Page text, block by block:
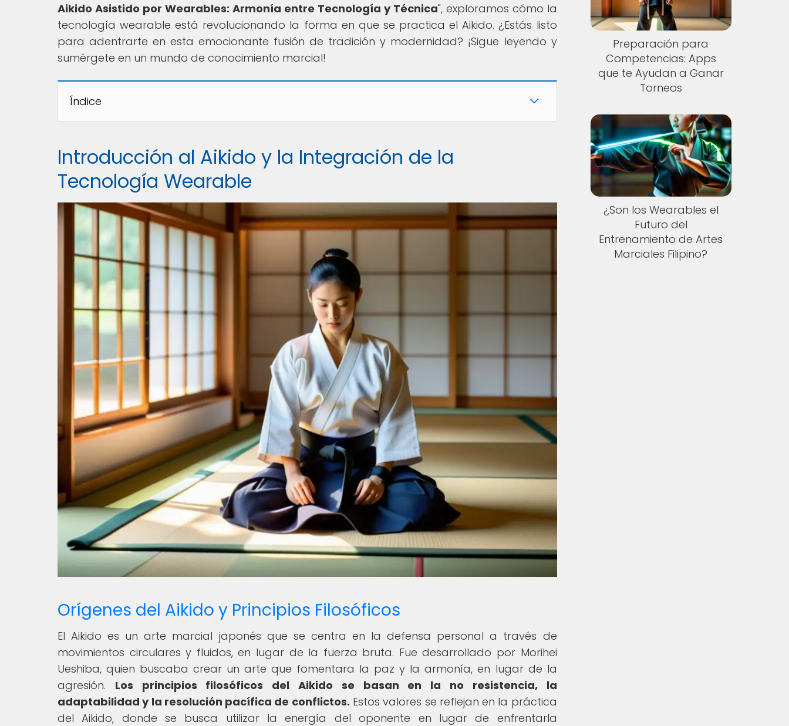
Aikido Asistido por Wearables: Armonía entre Tecnología y Técnica", exploramos cómo la
tecnología wearable está revolucionando la forma en que se practica el Aikido. ¿Estás listo
para adentrarte en esta emocionante fusión de tradición y modernidad? ¡Sigue leyendo y
sumérgete en un mundo de conocimiento marcial!
Índice
Introducción al Aikido y la Integración de la
Tecnología Wearable
Orígenes del Aikido y Principios Filosóficos
El Aikido es un arte marcial japonés que se centra en la defensa personal a través de
movimientos circulares y fluidos, en lugar de la fuerza bruta. Fue desarrollado por Morihei
Ueshiba, quien buscaba crear un arte que fomentara la paz y la armonía, en lugar de la
agresión. Los principios filosóficos del Aikido se basan en la no resistencia, la
adaptabilidad y la resolución pacífica de conflictos. Estos valores se reflejan en la práctica
del Aikido, donde se busca utilizar la energía del oponente en lugar de enfrentarla
Preparación para
Competencias: Apps
que te Ayudan a Ganar
Torneos
¿Son los Wearables el
Futuro del
Entrenamiento de Artes
Marciales Filipino?